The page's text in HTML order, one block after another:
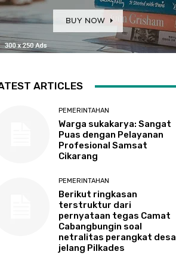
ARTICLES
PEMERINTAHAN
Warga sukakarya: Sangat
Puas dengan Pelayanan
Profesional Samsat
Cikarang
PEMERINTAHAN
Berikut ringkasan
terstruktur dari
pernyataan tegas Camat
Cabangbungin soal
netralitas perangkat desa
jelang Pilkades